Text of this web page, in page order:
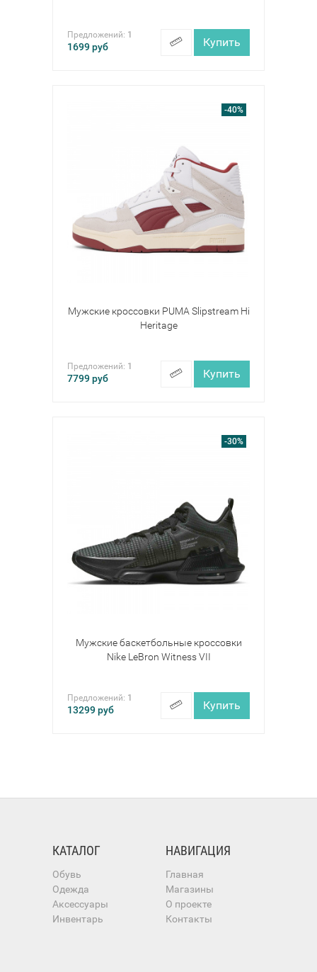
Предложений: 1
1699руб Купить
-40%
Мужские кроссовки PUMA Slipstream Hi
Heritage
Предложений: 1
7799руб Купить
-30%
Мужские баскетбольные кроссовки
Nike LeBron Witness VII
Предложений: 1
13299руб Купить
КАТАЛОГ
Обувь
Одежда
Аксессуары
Инвентарь
НАВИГАЦИЯ
Главная
Магазины
О проекте
Контакты